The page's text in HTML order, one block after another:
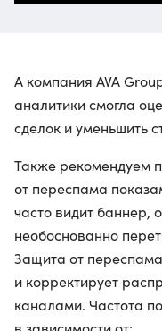
А компания AVA
аналитики смогла
сделок и уменьшить
Также рекомендуем
от переспама
часто видит баннер,
необоснованно
Защита от
и корректирует
каналами. Частота